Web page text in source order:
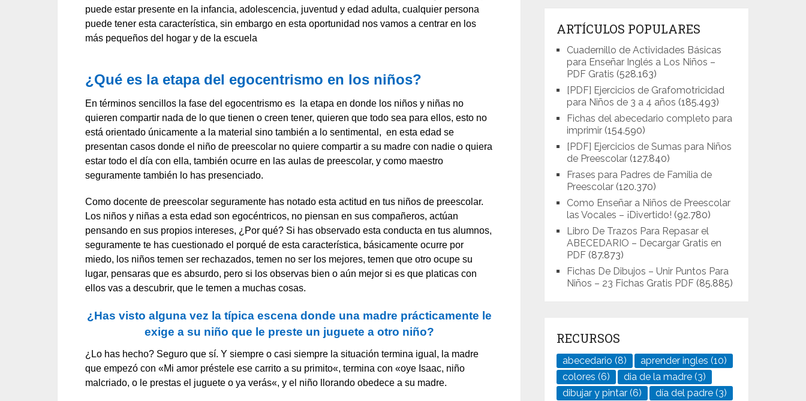
puede estar presente en la infancia, adolescencia, juventud y edad adulta, cualquier persona
puede tener esta característica, sin embargo en esta oportunidad nos vamos a centrar en los
más pequeños del hogar y de la escuela
¿Qué es la etapa del egocentrismo en los niños?
En términos sencillos la fase del egocentrismo es la etapa en donde los niños y niñas no
quieren compartir nada de lo que tienen o creen tener, quieren que todo sea para ellos, esto no
está orientado únicamente a la material sino también a lo sentimental, en esta edad se
presentan casos donde el niño de preescolar no quiere compartir a su madre con nadie o quiera
estar todo el día con ella, también ocurre en las aulas de preescolar, y como maestro
seguramente también lo has presenciado.
Como docente de preescolar seguramente has notado esta actitud en tus niños de preescolar.
Los niños y niñas a esta edad son egocéntricos, no piensan en sus compañeros, actúan
pensando en sus propios intereses, ¿Por qué? Si has observado esta conducta en tus alumnos,
seguramente te has cuestionado el porqué de esta característica, básicamente ocurre por
miedo, los niños temen ser rechazados, temen no ser los mejores, temen que otro ocupe su
lugar, pensaras que es absurdo, pero si los observas bien o aún mejor si es que platicas con
ellos vas a descubrir, que le temen a muchas cosas.
¿Has visto alguna vez la típica escena donde una madre prácticamente le
exige a su niño que le preste un juguete a otro niño?
¿Lo has hecho? Seguro que sí. Y siempre o casi siempre la situación termina igual, la madre
que empezó con «Mi amor préstele ese carrito a su primito«, termina con «oye Isaac, niño
malcriado, o le prestas el juguete o ya verás«, y el niño llorando obedece a su madre.
ARTÍCULOS POPULARES
Cuadernillo de Actividades Básicas
para Enseñar Inglés a Los Niños –
PDF Gratis (528.163)
[PDF] Ejercicios de Grafomotricidad
para Niños de 3 a 4 años (185.493)
Fichas del abecedario completo para
imprimir (154.590)
[PDF] Ejercicios de Sumas para Niños
de Preescolar (127.840)
Frases para Padres de Familia de
Preescolar (120.370)
Como Enseñar a Niños de Preescolar
las Vocales – ¡Divertido! (92.780)
Libro De Trazos Para Repasar el
ABECEDARIO – Decargar Gratis en
PDF (87.873)
Fichas De Dibujos – Unir Puntos Para
Niños – 23 Fichas Gratis PDF (85.885)
RECURSOS
abecedario (8) aprender ingles (10)
colores (6) dia de la madre (3)
dibujar y pintar (6) día del padre (3)